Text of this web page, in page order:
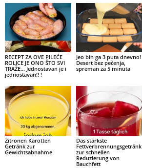
RECEPT ZA OVE PILEĆE
ROLICE JE ONO ŠTO SVI
TRAŽE… Jednostavan je i
jednostavan!! !
Jeo bih ga 3 puta dnevno!
Desert bez pečenja,
spreman za 5 minuta
Zitronen Karotten
Getränk zur
Gewichtsabnahme
Das stärkste
Fettverbrennungsgetränk
zur schnellen
Reduzierung von
Bauchfett